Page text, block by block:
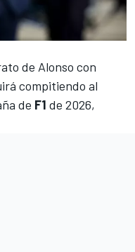
de Alonso con
compitiendo al
de F1 de 2026,